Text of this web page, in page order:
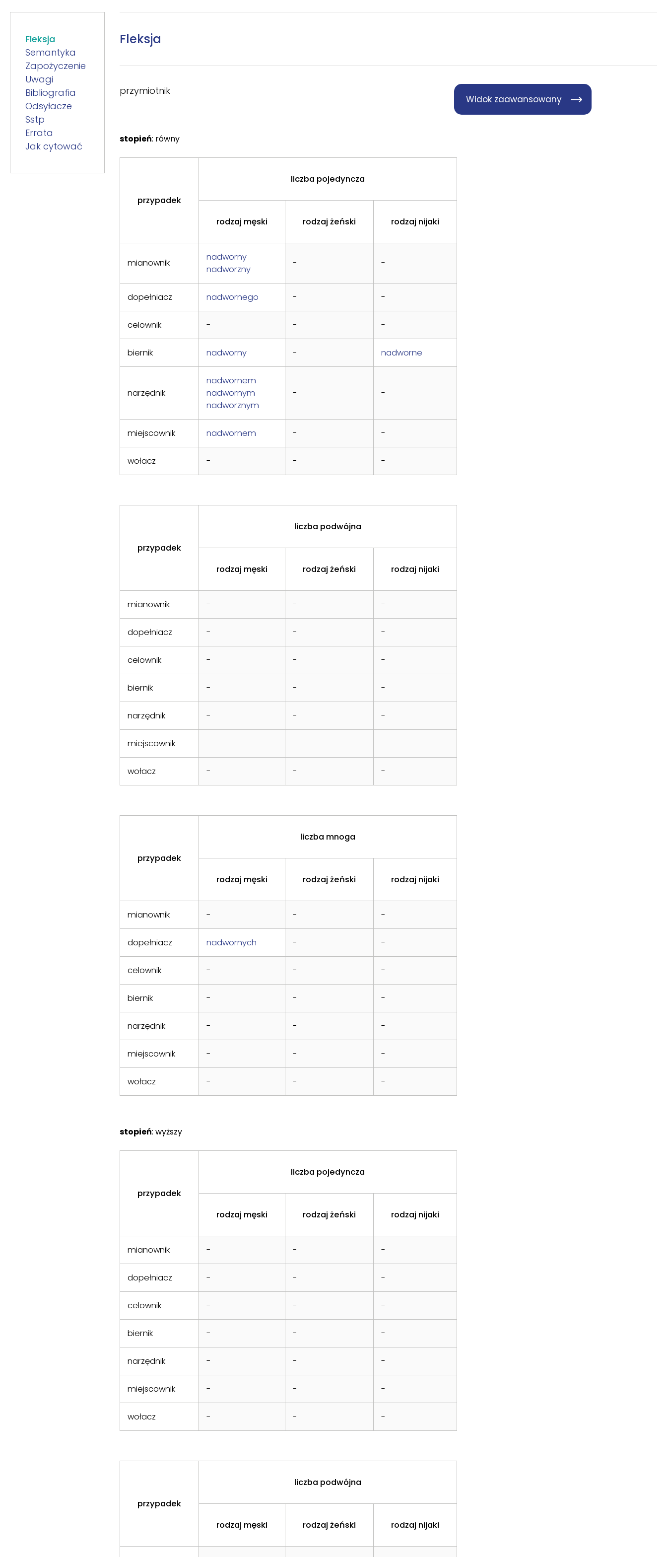
Fleksja
Semantyka
Zapożyczenie
Uwagi
Bibliografia
Odsyłacze
Sstp
Errata
Jak cytować
Fleksja
przymiotnik
Widok zaawansowany
stopień: równy
przypadek
liczba pojedyncza
rodzaj męski rodzaj żeński rodzaj nijaki
mianownik
nadworny
nadworzny
- -
dopełniacz nadwornego - -
celownik - - -
biernik nadworny - nadworne
narzędnik
nadwornem
nadwornym
nadworznym
- -
miejscownik nadwornem - -
wołacz - - -
przypadek
liczba podwójna
rodzaj męski rodzaj żeński rodzaj nijaki
mianownik - - -
dopełniacz - - -
celownik - - -
biernik - - -
narzędnik - - -
miejscownik - - -
wołacz - - -
przypadek
liczba mnoga
rodzaj męski rodzaj żeński rodzaj nijaki
mianownik - - -
dopełniacz nadwornych - -
celownik - - -
biernik - - -
narzędnik - - -
miejscownik - - -
wołacz - - -
stopień: wyższy
przypadek
liczba pojedyncza
rodzaj męski rodzaj żeński rodzaj nijaki
mianownik - - -
dopełniacz - - -
celownik - - -
biernik - - -
narzędnik - - -
miejscownik - - -
wołacz - - -
przypadek
liczba podwójna
rodzaj męski rodzaj żeński rodzaj nijaki